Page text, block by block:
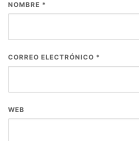
NOMBRE *
CORREO ELECTRÓNICO *
WEB